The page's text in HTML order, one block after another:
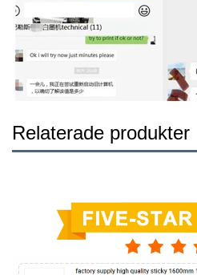
Relaterade produkter